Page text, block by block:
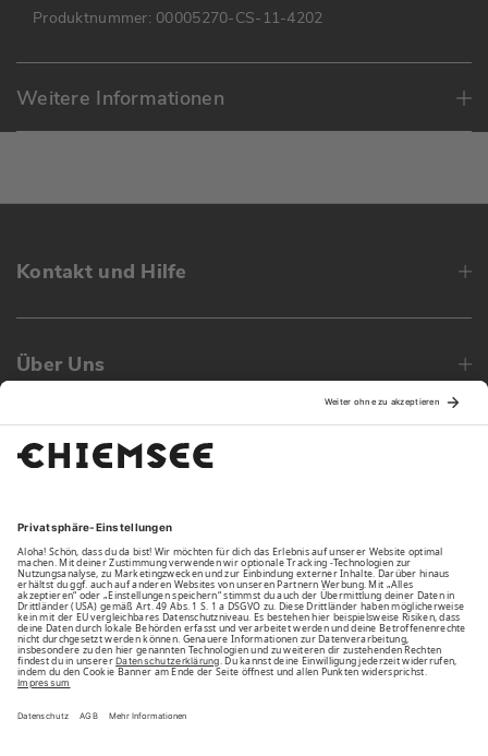
Produktnummer: 00005270-CS-11-4202
Weitere Informationen
Kontakt und Hilfe
Über Uns
Family
Unsere Vorteile
Unsere Partner